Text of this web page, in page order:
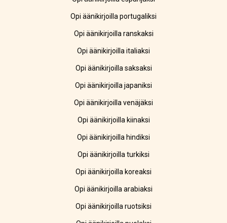
Opi äänikirjoilla portugaliksi
Opi äänikirjoilla ranskaksi
Opi äänikirjoilla italiaksi
Opi äänikirjoilla saksaksi
Opi äänikirjoilla japaniksi
Opi äänikirjoilla venäjäksi
Opi äänikirjoilla kiinaksi
Opi äänikirjoilla hindiksi
Opi äänikirjoilla turkiksi
Opi äänikirjoilla koreaksi
Opi äänikirjoilla arabiaksi
Opi äänikirjoilla ruotsiksi